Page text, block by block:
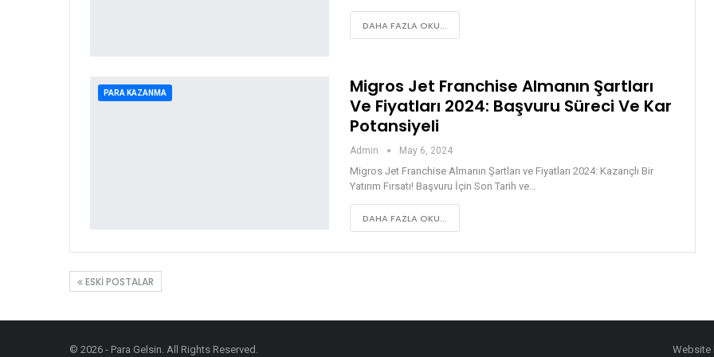
DAHA FAZLA OKU...
PARA KAZANMA
Migros Jet Franchise Almanın Şartları
Ve Fiyatları 2024: Başvuru Süreci Ve Kar
Potansiyeli
Admin May 6, 2024
Migros Jet Franchise Almanın Şartları ve Fiyatları 2024: Kazançlı Bir
Yatırım Fırsatı! Başvuru İçin Son Tarih ve…
DAHA FAZLA OKU...
ESKI POSTALAR
© 2026 - Para Gelsin. All Rights Reserved. Website